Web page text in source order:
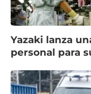
Yazaki lanza
personal para